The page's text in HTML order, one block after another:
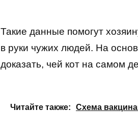
Такие данные помогут
в руки чужих людей. На
доказать, чей кот на самом
Читайте также: Схема